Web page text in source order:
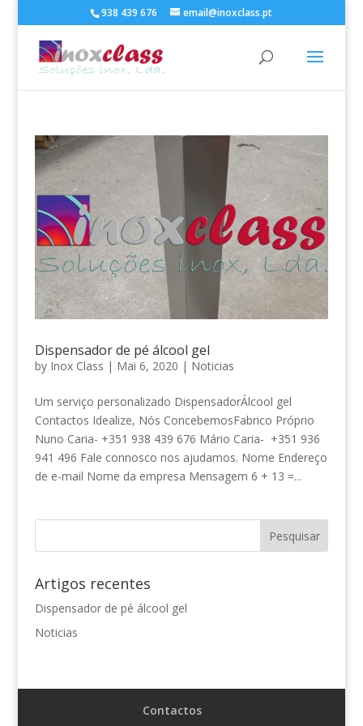
938 439 676 email@inoxclass.pt
Dispensador de pé álcool gel
by Inox Class | Mai 6, 2020 | Noticias
Um serviço personalizado DispensadorÁlcool gel
Contactos Idealize, Nós ConcebemosFabrico Próprio
Nuno Caria- +351 938 439 676 Mário Caria- +351 936
941 496 Fale connosco nos ajudamos. Nome Endereço
de e-mail Nome da empresa Mensagem 6 + 13 =...
Artigos recentes
Dispensador de pé álcool gel
Noticias
Contactos